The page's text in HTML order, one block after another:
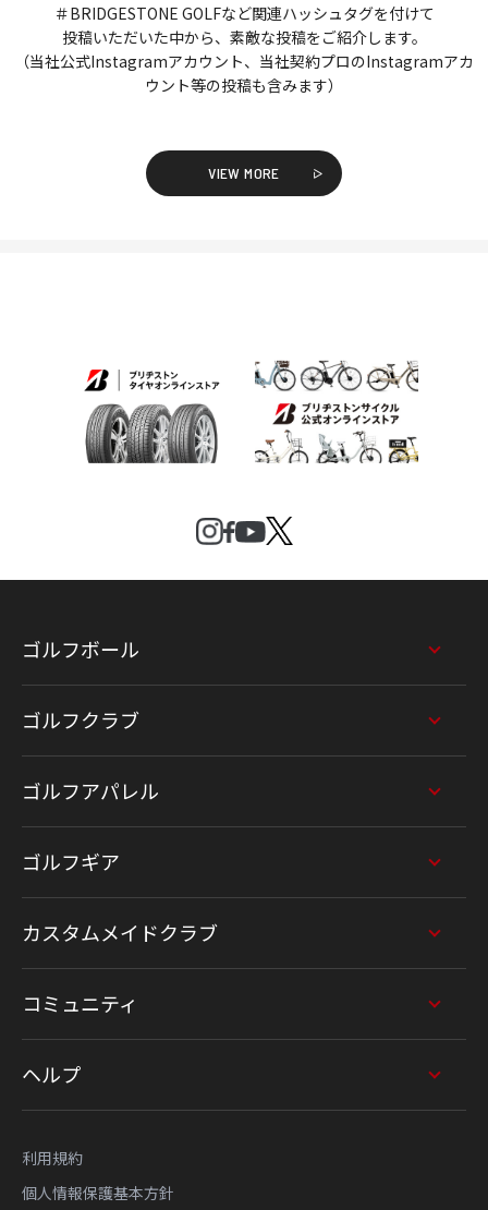
＃BRIDGESTONE GOLFなど関連ハッシュタグを付けて
投稿いただいた中から、素敵な投稿をご紹介します。
（当社公式Instagramアカウント、当社契約プロのInstagramアカ
ウント等の投稿も含みます）
VIEW MORE
ゴルフボール
ゴルフクラブ
ゴルフアパレル
ゴルフギア
カスタムメイドクラブ
コミュニティ
ヘルプ
利用規約
個人情報保護基本方針